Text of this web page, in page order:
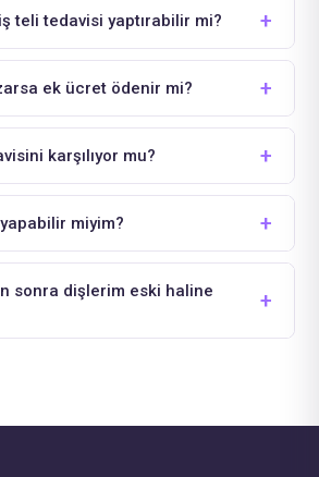
teli tedavisi yaptırabilir mi?
ek ücret ödenir mi?
karşılıyor mu?
miyim?
sonra dişlerim eski haline